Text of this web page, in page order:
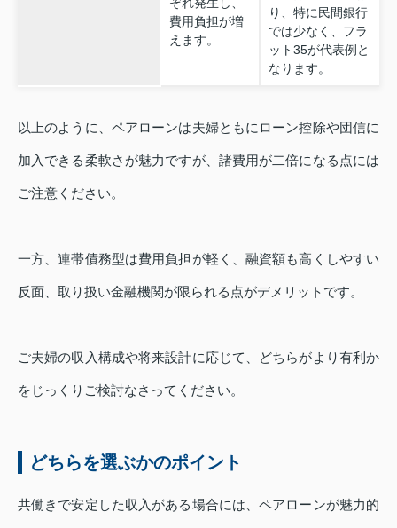
費用負担が増
えます。
り、特に民間銀行
では少なく、フラ
ット35が代表例と
なります。
以上のように、ペアローンは夫婦ともにローン控除や団信に
加入できる柔軟さが魅力ですが、諸費用が二倍になる点には
ご注意ください。
一方、連帯債務型は費用負担が軽く、融資額も高くしやすい
反面、取り扱い金融機関が限られる点がデメリットです。
ご夫婦の収入構成や将来設計に応じて、どちらがより有利か
をじっくりご検討なさってください。
どちらを選ぶかのポイント
共働きで安定した収入がある場合には、ペアローンが魅力的